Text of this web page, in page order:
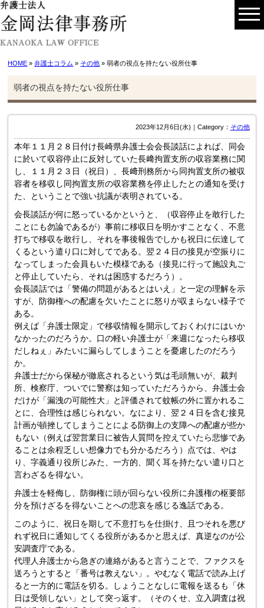
HOME »弁護士コラム » その他 » 弱者の視点を持たない役所仕事
弱者の視点を持たない役所仕事
2023年12月6日(水)｜Category： その他
本年１１月２８日付け長崎県弁護士会会長談話によれば、同会
に於いて収容停止に反対していた長﨑拘置支所の収容業務に関
し、１１月２３日（祝日）、長﨑刑務所から同拘置支所の被収
容者を移収し同拘置支所の収容業務を停止したとの通知を受け
た、ということで強い抗議が表明されている。
会長談話が何に怒っているかというと、（収容停止を敢行した
ことにも勿論であるが）事前に移収日を明かすことなく、不意
打ちで移収を敢行し、それを事後報告でしかも祝日に伝達して
くるという遣り口に対してである。翌２４日の接見が空振りに
なってしまった会員もいた模様である（接見に行って施設丸ご
と停止していたら、それは困惑するだろう）。
会長談話では「警備の問題があるとはいえ」と一定の理解を示
すが、防御権への配慮を欠いたことに怒りが収まらない様子で
ある。
例えば「弁護士限定」で移収情報を開示しておくわけにはいか
なかったのだろうか。口の軽い弁護士が「来週になったら移収
だしねぇ」みたいに漏らしてしまうことを憂慮したのだろう
か。
弁護士だから保秘が徹底されるという気は毛頭無いが、裁判
所、検察庁、ついでに警察は知っていただろうから、弁護士会
だけが「漏洩の可能性大」と評価されて蚊帳の外に置かれるこ
とに、合理性は感じられない。なにより、翌２４日を含む接見
計画が頓挫してしまうことによる防御上の支障への配慮が些か
もない（例えば翌営業日に被告人質問を控えていたら悲惨であ
ることは余程乏しい想像力でも分かるだろう）点では、やは
り、字義通り役所じみた、一方的、聞く耳を持たない遣り口と
言わざるを得ない。
弁護士を軽侮し、防御権に頭が回らない役所に弁護権の枢要部
分を預けざるを得ないことへの悲哀を感じる逸話である。
このように、祝日を期して不意打ちを仕掛け、且つそれを悪び
れず祝日に通知してくる役所があるかと思えば、真逆なのが公
安調査庁である。
代理人弁護士から急ぎの連絡があると言うことで、ファクスを
送ろうとすると「番号は教えない」。やむなく電話で読み上げ
ると一方的に電話を切る。しょうことなしに電報を送るも「休
日は受領しない」として突っ返す。（そのくせ、立入調査は祝